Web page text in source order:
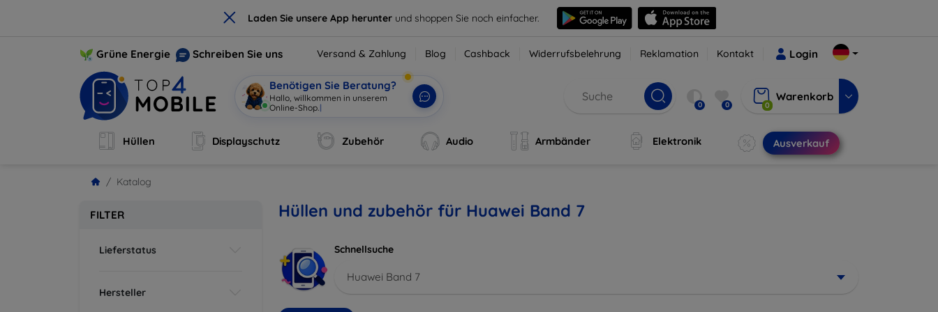
× Laden Sie unsere App herunter und shoppen Sie noch einfacher.
Grüne Energie Schreiben Sie uns Versand & Zahlung Blog Cashback Widerrufsbelehrung Reklamation Kontakt Login
Benötigen Sie Beratung?
Hallo, willkommen in unserem
Online-Shop. | 0 0 0
Warenkorb
Hüllen Displayschutz Zubehör Audio Armbänder Elektronik Ausverkauf
Katalog
FILTER
Lieferstatus
Hersteller
Hüllen und zubehör für Huawei Band 7
Schnellsuche
Huawei Band 7